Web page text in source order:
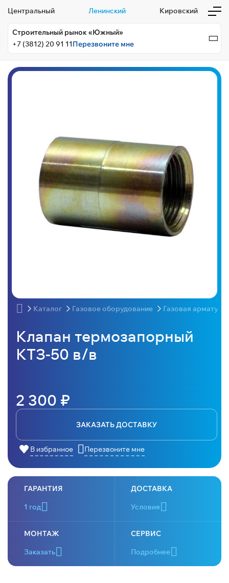
Центральный Ленинский Кировский
Строительный рынок «Южный»
+7 (3812) 20 91 11Перезвоните мне
Каталог Газовое оборудование Газовая арматура
Клапан термозапорный
КТЗ-50 в/в
2 300 ₽
ЗАКАЗАТЬ ДОСТАВКУ
В избранное Перезвоните мне
ГАРАНТИЯ
1 год
ДОСТАВКА
Условия
МОНТАЖ
Заказать
СЕРВИС
Подробнее